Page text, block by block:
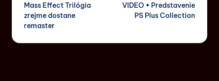
Mass Effect Trilógia
zrejme dostane
remaster
VIDEO • Predstavenie
PS Plus Collection